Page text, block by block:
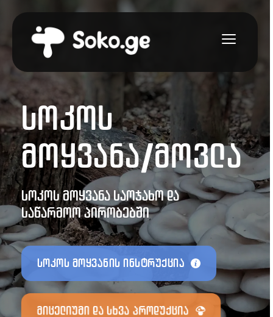
სოკოს
მოყვანა/მოვლა
სოკოს მოყვანა საოჯახო და
საწარმოო პირობებში
სოკოს მოყვანის ინსტრუქცია
მიცელიუმი და სხვა პროდუქცია